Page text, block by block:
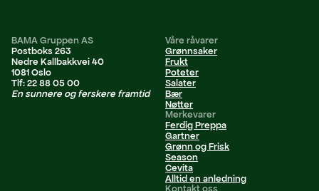
BAMA Gruppen AS
Postboks 263
Nedre Kallbakkvei 40
1081 Oslo
Tlf: 22 88 05 00
En sunnere og ferskere framtid
Våre råvarer
Grønnsaker
Frukt
Poteter
Salater
Bær
Nøtter
Merkevarer
Ferdig Preppa
Gartner
Grønn og Frisk
Season
Cevita
Alltid en anledning
Kontakt oss